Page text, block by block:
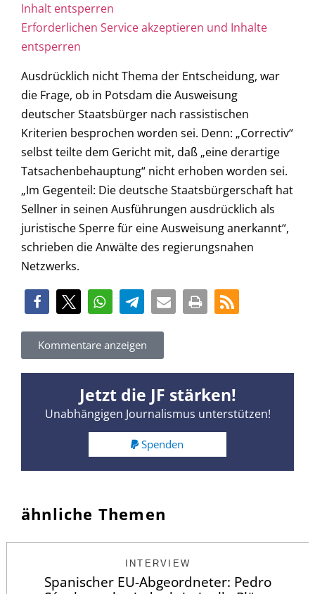
Inhalt entsperren
Erforderlichen Service akzeptieren und Inhalte
entsperren
Ausdrücklich nicht Thema der Entscheidung, war
die Frage, ob in Potsdam die Ausweisung
deutscher Staatsbürger nach rassistischen
Kriterien besprochen worden sei. Denn: „Correctiv“
selbst teilte dem Gericht mit, daß „eine derartige
Tatsachenbehauptung“ nicht erhoben worden sei.
„Im Gegenteil: Die deutsche Staatsbürgerschaft hat
Sellner in seinen Ausführungen ausdrücklich als
juristische Sperre für eine Ausweisung anerkannt“,
schrieben die Anwälte des regierungsnahen
Netzwerks.
Kommentare anzeigen
Jetzt die JF stärken!
Unabhängigen Journalismus unterstützen!
Spenden
ähnliche Themen
INTERVIEW
Spanischer EU-Abgeordneter: Pedro